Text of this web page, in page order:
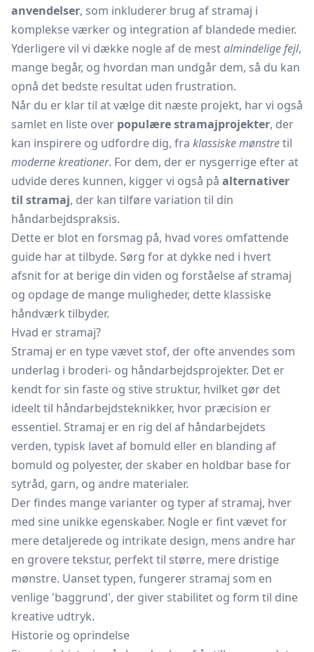
anvendelser, som inkluderer brug af stramaj i
komplekse værker og integration af blandede medier.
Yderligere vil vi dække nogle af de mestalmindelige fejl,
mange begår, og hvordan man undgår dem, så du kan
opnå det bedste resultat uden frustration.
Når du er klar til at vælge dit næste projekt, har vi også
samlet en liste over populære stramajprojekter, der
kan inspirere og udfordre dig, fra klassiske mønstretil
moderne kreationer. For dem, der er nysgerrige efter at
udvide deres kunnen, kigger vi også på alternativer
til stramaj, der kan tilføre variation til din
håndarbejdspraksis.
Dette er blot en forsmag på, hvad vores omfattende
guide har at tilbyde. Sørg for at dykke ned i hvert
afsnit for at berige din viden og forståelse af stramaj
og opdage de mange muligheder, dette klassiske
håndværk tilbyder.
Hvad er stramaj?
Stramaj er en type vævet stof, der ofte anvendes som
underlag i broderi- og håndarbejdsprojekter. Det er
kendt for sin faste og stive struktur, hvilket gør det
ideelt til håndarbejdsteknikker, hvor præcision er
essentiel. Stramaj er en rig del af håndarbejdets
verden, typisk lavet af bomuld eller en blanding af
bomuld og polyester, der skaber en holdbar base for
sytråd, garn, og andre materialer.
Der findes mange varianter og typer af stramaj, hver
med sine unikke egenskaber. Nogle er fint vævet for
mere detaljerede og intrikate design, mens andre har
en grovere tekstur, perfekt til større, mere dristige
mønstre. Uanset typen, fungerer stramaj som en
venlige 'baggrund', der giver stabilitet og form til dine
kreative udtryk.
Historie og oprindelse